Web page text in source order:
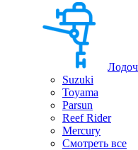
Suzuki
Toyama
Parsun
Reef Rider
Mercury
Смотреть все